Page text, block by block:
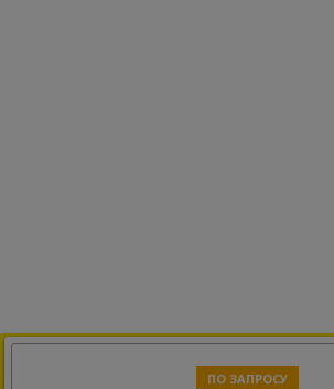
ПО ЗАПРОСУ